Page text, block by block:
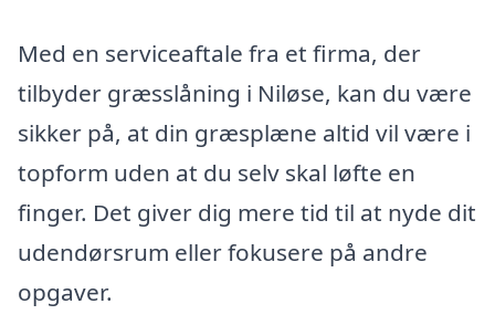
Med en serviceaftale fra et firma, der
tilbyder græsslåning i Niløse, kan du være
sikker på, at din græsplæne altid vil være i
topform uden at du selv skal løfte en
finger. Det giver dig mere tid til at nyde dit
udendørsrum eller fokusere på andre
opgaver.